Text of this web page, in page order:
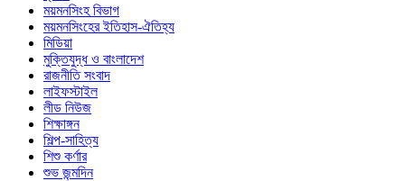
ময়মনসিংহ বিভাগ
ময়মনসিংহের ইতিহাস-ঐতিহ্য
মিডিয়া
মুক্তিযুদ্ধ ও বাংলাদেশ
রাজনীতি সংবাদ
লাইফস্টাইল
লীড নিউজ
শিক্ষাঙ্গন
শিল্প-সাহিত্য
শিশু কর্ণার
শুভ জন্মদিন